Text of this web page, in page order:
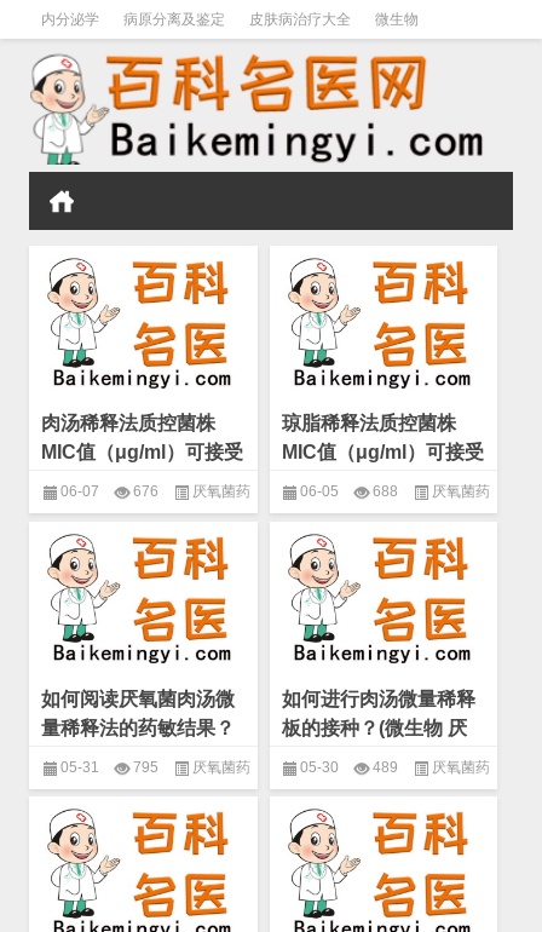
内分泌学 病原分离及鉴定 皮肤病治疗大全 微生物
皮肤病学 男科学 血液病学 心血管 口腔医学 禁戒毒品
肉汤稀释法质控菌株
MIC值（μg/ml）可接受
范围有哪些？(微生物
厌氧菌药敏试验)
06-07 676 厌氧菌药
敏试验, 微生物,药物敏感性试验
琼脂稀释法质控菌株
MIC值（μg/ml）可接受
范围有哪些？(微生物
厌氧菌药敏试验)
06-05 688 厌氧菌药
敏试验, 微生物,药物敏感性试验
如何阅读厌氧菌肉汤微
量稀释法的药敏结果？
(微生物 厌氧菌药敏试
验)
05-31 795 厌氧菌药
敏试验, ,药物敏感性试验
如何进行肉汤微量稀释
板的接种？(微生物 厌
氧菌药敏试验)
05-30 489 厌氧菌药
敏试验, 微生物,药物敏感性试验